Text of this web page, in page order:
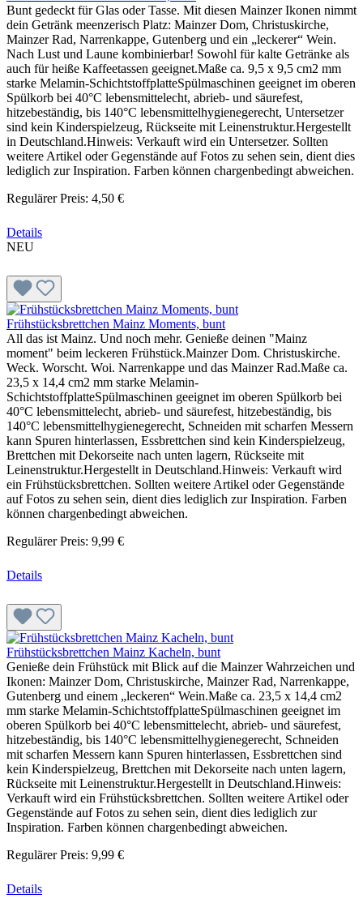
Bunt gedeckt für Glas oder Tasse. Mit diesen Mainzer Ikonen nimmt
dein Getränk meenzerisch Platz: Mainzer Dom, Christuskirche,
Mainzer Rad, Narrenkappe, Gutenberg und ein „leckerer“ Wein.
Nach Lust und Laune kombinierbar! Sowohl für kalte Getränke als
auch für heiße Kaffeetassen geeignet.Maße ca. 9,5 x 9,5 cm2 mm
starke Melamin-SchichtstoffplatteSpülmaschinen geeignet im oberen
Spülkorb bei 40°C lebensmittelecht, abrieb- und säurefest,
hitzebeständig, bis 140°C lebensmittelhygienegerecht, Untersetzer
sind kein Kinderspielzeug, Rückseite mit Leinenstruktur.Hergestellt
in Deutschland.Hinweis: Verkauft wird ein Untersetzer. Sollten
weitere Artikel oder Gegenstände auf Fotos zu sehen sein, dient dies
lediglich zur Inspiration. Farben können chargenbedingt abweichen.
Regulärer Preis: 4,50 €
Details
NEU
Frühstücksbrettchen Mainz Moments, bunt
All das ist Mainz. Und noch mehr. Genieße deinen "Mainz
moment" beim leckeren Frühstück.Mainzer Dom. Christuskirche.
Weck. Worscht. Woi. Narrenkappe und das Mainzer Rad.Maße ca.
23,5 x 14,4 cm2 mm starke Melamin-
SchichtstoffplatteSpülmaschinen geeignet im oberen Spülkorb bei
40°C lebensmittelecht, abrieb- und säurefest, hitzebeständig, bis
140°C lebensmittelhygienegerecht, Schneiden mit scharfen Messern
kann Spuren hinterlassen, Essbrettchen sind kein Kinderspielzeug,
Brettchen mit Dekorseite nach unten lagern, Rückseite mit
Leinenstruktur.Hergestellt in Deutschland.Hinweis: Verkauft wird
ein Frühstücksbrettchen. Sollten weitere Artikel oder Gegenstände
auf Fotos zu sehen sein, dient dies lediglich zur Inspiration. Farben
können chargenbedingt abweichen.
Regulärer Preis: 9,99 €
Details
Frühstücksbrettchen Mainz Kacheln, bunt
Genieße dein Frühstück mit Blick auf die Mainzer Wahrzeichen und
Ikonen: Mainzer Dom, Christuskirche, Mainzer Rad, Narrenkappe,
Gutenberg und einem „leckeren“ Wein.Maße ca. 23,5 x 14,4 cm2
mm starke Melamin-SchichtstoffplatteSpülmaschinen geeignet im
oberen Spülkorb bei 40°C lebensmittelecht, abrieb- und säurefest,
hitzebeständig, bis 140°C lebensmittelhygienegerecht, Schneiden
mit scharfen Messern kann Spuren hinterlassen, Essbrettchen sind
kein Kinderspielzeug, Brettchen mit Dekorseite nach unten lagern,
Rückseite mit Leinenstruktur.Hergestellt in Deutschland.Hinweis:
Verkauft wird ein Frühstücksbrettchen. Sollten weitere Artikel oder
Gegenstände auf Fotos zu sehen sein, dient dies lediglich zur
Inspiration. Farben können chargenbedingt abweichen.
Regulärer Preis: 9,99 €
Details